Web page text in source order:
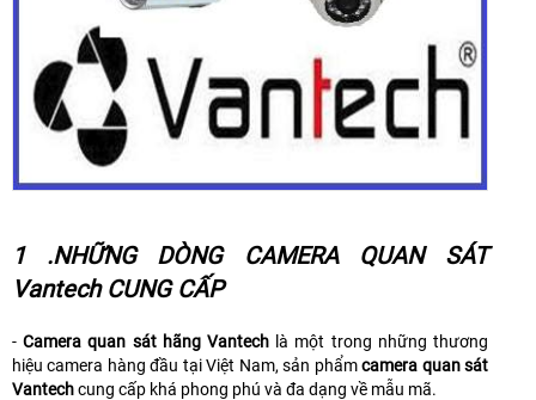
1 .NHỮNG DÒNG CAMERA QUAN SÁT
Vantech CUNG CẤP
-Camera quan sát hãng Vantech là một trong những thương
hiệu camera hàng đầu tại Việt Nam, sản phẩmcamera quan sát
Vantechcung cấp khá phong phú và đa dạng về mẫu mã.